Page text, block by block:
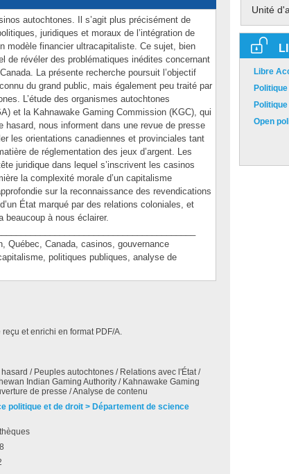
autochtones. Il s’agit plus précisément de
juridiques et moraux de l’intégration de
modèle financier ultracapitaliste. Ce sujet, bien
de révéler des problématiques inédites concernant
La présente recherche poursuit l’objectif
du grand public, mais également peu traité par
L’étude des organismes autochtones
et la Kahnawake Gaming Commission (KGC), qui
hasard, nous informent dans une revue de presse
les orientations canadiennes et provinciales tant
de réglementation des jeux d’argent. Les
juridique dans lequel s’inscrivent les casinos
la complexité morale d’un capitalisme
sur la reconnaissance des revendications
État marqué par des relations coloniales, et
beaucoup à nous éclairer.
Québec, Canada, casinos, gouvernance
politiques publiques, analyse de
et enrichi en format PDF/A.
/ Peuples autochtones / Relations avec l'État /
Indian Gaming Authority / Kahnawake Gaming
de presse / Analyse de contenu
politique et de droit > Département de science
Unité
Libre
Open